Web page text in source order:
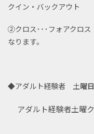
クイン・バックアウト
②クロス･･･フォアクロス
なります。
◆アダルト経験者 土曜
アダルト経験者土曜